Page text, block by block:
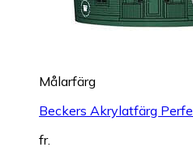
Målarfärg
Beckers Akrylatfärg
fr.